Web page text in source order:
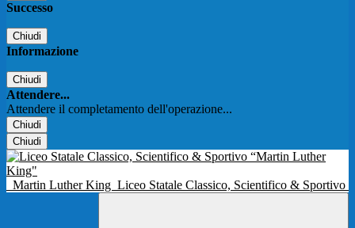
Successo
Chiudi
Informazione
Chiudi
Attendere...
Attendere il completamento dell'operazione...
Chiudi
Chiudi
Martin Luther King Liceo Statale Classico, Scientifico & Sportivo